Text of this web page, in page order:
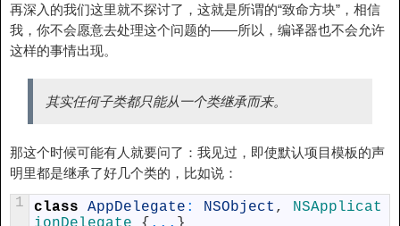
再深入的我们这里就不探讨了，这就是所谓的“致命方块”，相信
我，你不会愿意去处理这个问题的——所以，编译器也不会允许
这样的事情出现。
其实任何子类都只能从一个类继承而来。
那这个时候可能有人就要问了：我见过，即使默认项目模板的声
明里都是继承了好几个类的，比如说：
1 class AppDelegate : NSObject ,
NSApplicat